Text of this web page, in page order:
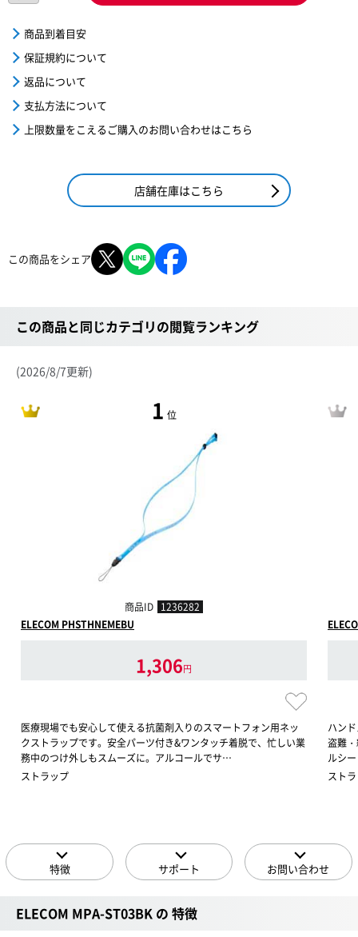
商品到着目安
保証規約について
返品について
支払方法について
上限数量をこえるご購入のお問い合わせはこちら
店舗在庫はこちら
この商品をシェア
この商品と同じカテゴリの閲覧ランキング
(2026/8/7更新)
1 位
商品ID 1236282
ELECOM PHSTHNEMEBU
1,306円
医療現場でも安心して使える抗菌剤入りのスマートフォン用ネッ
クストラップです。安全パーツ付き&ワンタッチ着脱で、忙しい業
務中のつけ外しもスムーズに。アルコールでサ…
ストラップ
ハン
盗難
ルシ
スト
特徴 サポート お問い合わせ
ELECOM MPA-ST03BK の 特徴